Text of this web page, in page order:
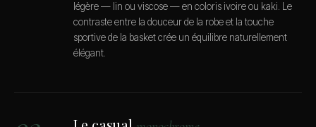
légère — lin ou viscose — en coloris ivoire ou kaki. Le
contraste entre la douceur de la robe et la touche
sportive de la basket crée un équilibre naturellement
élégant.